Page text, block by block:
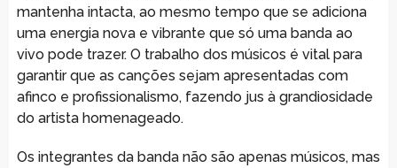
mantenha intacta, ao mesmo tempo que se adiciona
uma energia nova e vibrante que só uma banda ao
vivo pode trazer. O trabalho dos músicos é vital para
garantir que as canções sejam apresentadas com
afinco e profissionalismo, fazendo jus à grandiosidade
do artista homenageado.
Os integrantes da banda não são apenas músicos, mas